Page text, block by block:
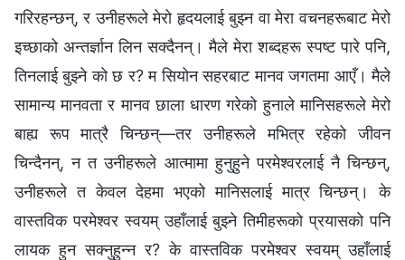
गरिरहन्‍छन्, र उनीहरूले मेरो हृदयलाई बुझ्न वा मेरा वचनहरूबाट मेरो
इच्‍छाको अन्तर्ज्ञान लिन सक्‍दैनन्। मैले मेरा शब्दहरू स्पष्ट पारे पनि,
तिनलाई बुझ्ने को छ र? म सियोन सहरबाट मानव जगतमा आएँ। मैले
सामान्य मानवता र मानव छाला धारण गरेको हुनाले मानिसहरूले मेरो
बाह्य रूप मात्रै चिन्छन्—तर उनीहरूले मभित्र रहेको जीवन
चिन्दैनन्, न त उनीहरूले आत्मामा हुनुहुने परमेश्‍वरलाई नै चिन्छन्,
उनीहरूले त केवल देहमा भएको मानिसलाई मात्र चिन्छन्। के
वास्तविक परमेश्‍वर स्वयम्‌ उहाँलाई बुझ्ने तिमीहरूको प्रयासको पनि
लायक हुन सक्‍नुहुन्‍न र? के वास्तविक परमेश्‍वर स्वयम्‌ उहाँलाई